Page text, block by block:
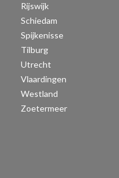
Rijswijk
Schiedam
Spijkenisse
Tilburg
Utrecht
Vlaardingen
Westland
Zoetermeer